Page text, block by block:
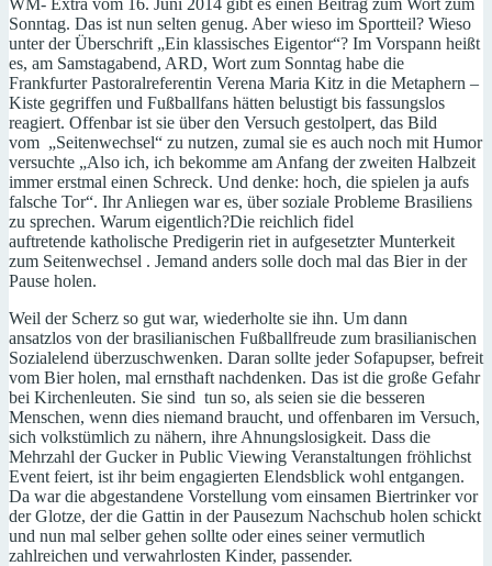
Sonntag. Das ist nun selten genug. Aber wieso im Sportteil? Wieso
unter der Überschrift „Ein klassisches Eigentor“? Im Vorspann heißt
es, am Samstagabend, ARD, Wort zum Sonntag habe die
Frankfurter Pastoralreferentin Verena Maria Kitz in die Metaphern –
Kiste gegriffen und Fußballfans hätten belustigt bis fassungslos
reagiert. Offenbar ist sie über den Versuch gestolpert, das Bild
vom „Seitenwechsel“ zu nutzen, zumal sie es auch noch mit Humor
versuchte „Also ich, ich bekomme am Anfang der zweiten Halbzeit
immer erstmal einen Schreck. Und denke: hoch, die spielen ja aufs
falsche Tor“. Ihr Anliegen war es, über soziale Probleme Brasiliens
zu sprechen. Warum eigentlich?Die reichlich fidel
auftretende katholische Predigerin riet in aufgesetzter Munterkeit
zum Seitenwechsel . Jemand anders solle doch mal das Bier in der
Pause holen.
Weil der Scherz so gut war, wiederholte sie ihn. Um dann
ansatzlos von der brasilianischen Fußballfreude zum brasilianischen
Sozialelend überzuschwenken. Daran sollte jeder Sofapupser, befreit
vom Bier holen, mal ernsthaft nachdenken. Das ist die große Gefahr
bei Kirchenleuten. Sie sind tun so, als seien sie die besseren
Menschen, wenn dies niemand braucht, und offenbaren im Versuch,
sich volkstümlich zu nähern, ihre Ahnungslosigkeit. Dass die
Mehrzahl der Gucker in Public Viewing Veranstaltungen fröhlichst
Event feiert, ist ihr beim engagierten Elendsblick wohl entgangen.
Da war die abgestandene Vorstellung vom einsamen Biertrinker vor
der Glotze, der die Gattin in der Pausezum Nachschub holen schickt
und nun mal selber gehen sollte oder eines seiner vermutlich
zahlreichen und verwahrlosten Kinder, passender.